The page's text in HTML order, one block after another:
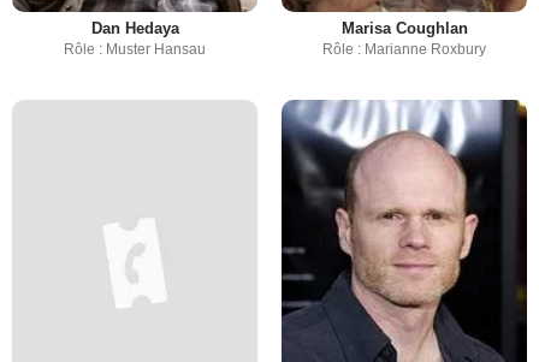
Dan Hedaya
Rôle : Muster Hansau
Marisa Coughlan
Rôle : Marianne Roxbury